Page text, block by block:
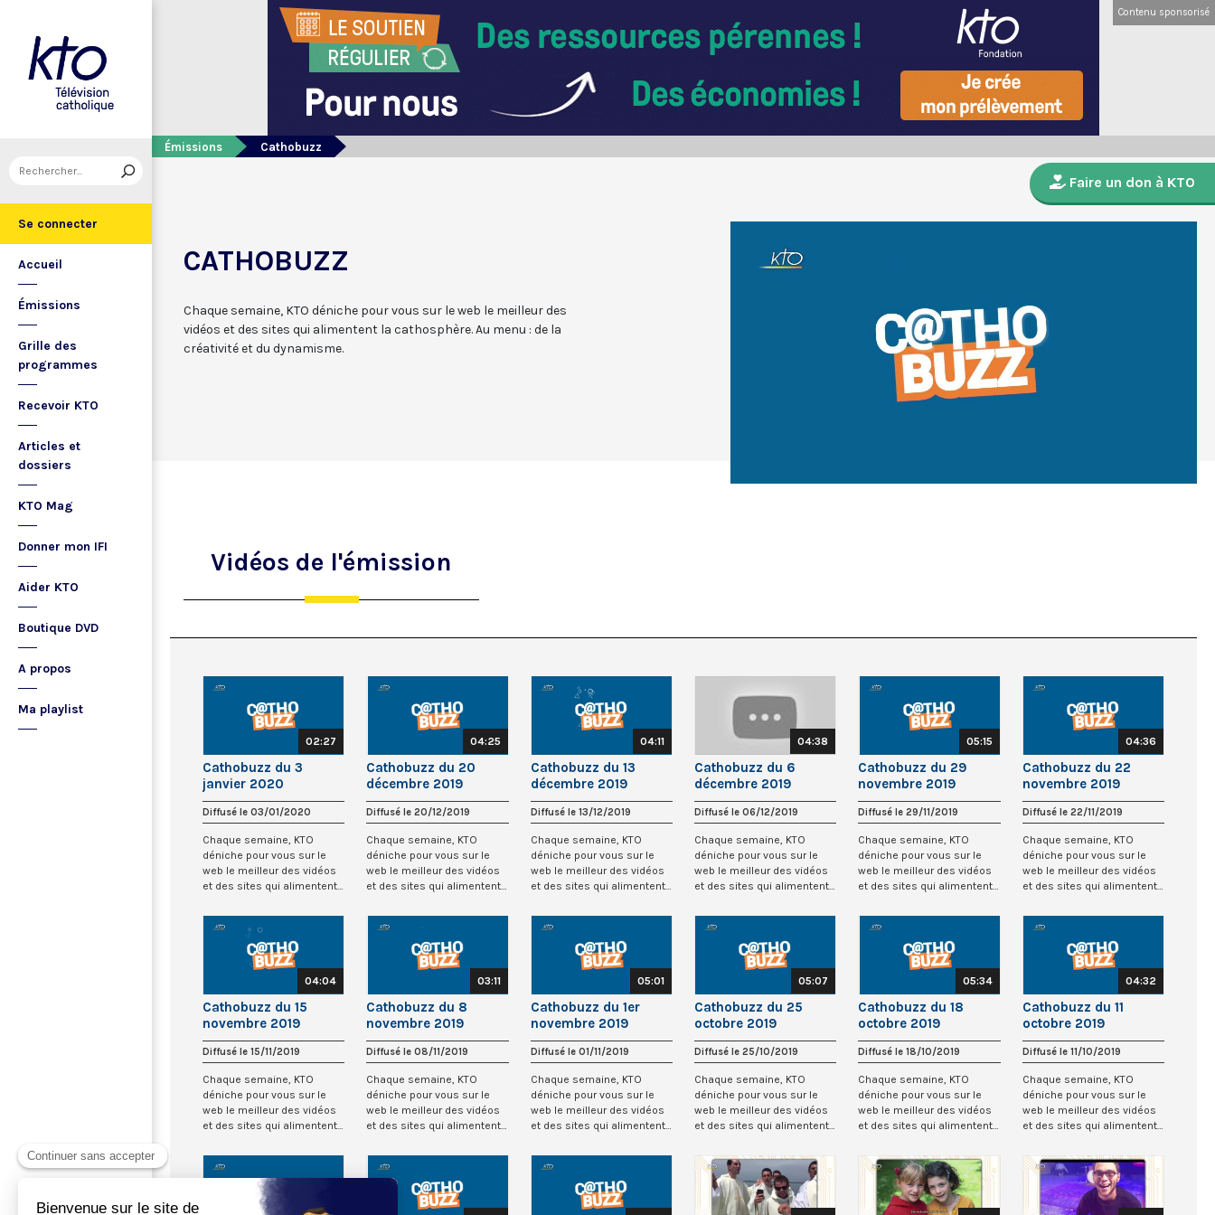
Se connecter
Accueil
Émissions
Grille des
programmes
Recevoir KTO
Articles et
dossiers
KTO Mag
Donner mon IFI
Aider KTO
Boutique DVD
A propos
Ma playlist
Contenu sponsorisé
Émissions Cathobuzz
Faire un don à KTO
CATHOBUZZ
Chaque semaine, KTO déniche pour vous sur le web le meilleur des
vidéos et des sites qui alimentent la cathosphère. Au menu : de la
créativité et du dynamisme.
Vidéos de l'émission
02:27
Cathobuzz du 3
janvier 2020
Diffusé le 03/01/2020
Chaque semaine, KTO
déniche pour vous sur le
web le meilleur des vidéos
et des sites qui alimentent
04:25
Cathobuzz du 20
décembre 2019
Diffusé le 20/12/2019
Chaque semaine, KTO
déniche pour vous sur le
web le meilleur des vidéos
et des sites qui alimentent
04:11
Cathobuzz du 13
décembre 2019
Diffusé le 13/12/2019
Chaque semaine, KTO
déniche pour vous sur le
web le meilleur des vidéos
et des sites qui alimentent
04:38
Cathobuzz du 6
décembre 2019
Diffusé le 06/12/2019
Chaque semaine, KTO
déniche pour vous sur le
web le meilleur des vidéos
et des sites qui alimentent
05:15
Cathobuzz du 29
novembre 2019
Diffusé le 29/11/2019
Chaque semaine, KTO
déniche pour vous sur le
web le meilleur des vidéos
et des sites qui alimentent
04:36
Cathobuzz du 22
novembre 2019
Diffusé le 22/11/2019
Chaque semaine, KTO
déniche pour vous sur le
web le meilleur des vidéos
et des sites qui alimentent
04:04
Cathobuzz du 15
novembre 2019
Diffusé le 15/11/2019
Chaque semaine, KTO
déniche pour vous sur le
web le meilleur des vidéos
et des sites qui alimentent
03:11
Cathobuzz du 8
novembre 2019
Diffusé le 08/11/2019
Chaque semaine, KTO
déniche pour vous sur le
web le meilleur des vidéos
et des sites qui alimentent
05:01
Cathobuzz du 1er
novembre 2019
Diffusé le 01/11/2019
Chaque semaine, KTO
déniche pour vous sur le
web le meilleur des vidéos
et des sites qui alimentent
05:07
Cathobuzz du 25
octobre 2019
Diffusé le 25/10/2019
Chaque semaine, KTO
déniche pour vous sur le
web le meilleur des vidéos
et des sites qui alimentent
05:34
Cathobuzz du 18
octobre 2019
Diffusé le 18/10/2019
Chaque semaine, KTO
déniche pour vous sur le
web le meilleur des vidéos
et des sites qui alimentent
04:32
Cathobuzz du 11
octobre 2019
Diffusé le 11/10/2019
Chaque semaine, KTO
déniche pour vous sur le
web le meilleur des vidéos
et des sites qui alimentent